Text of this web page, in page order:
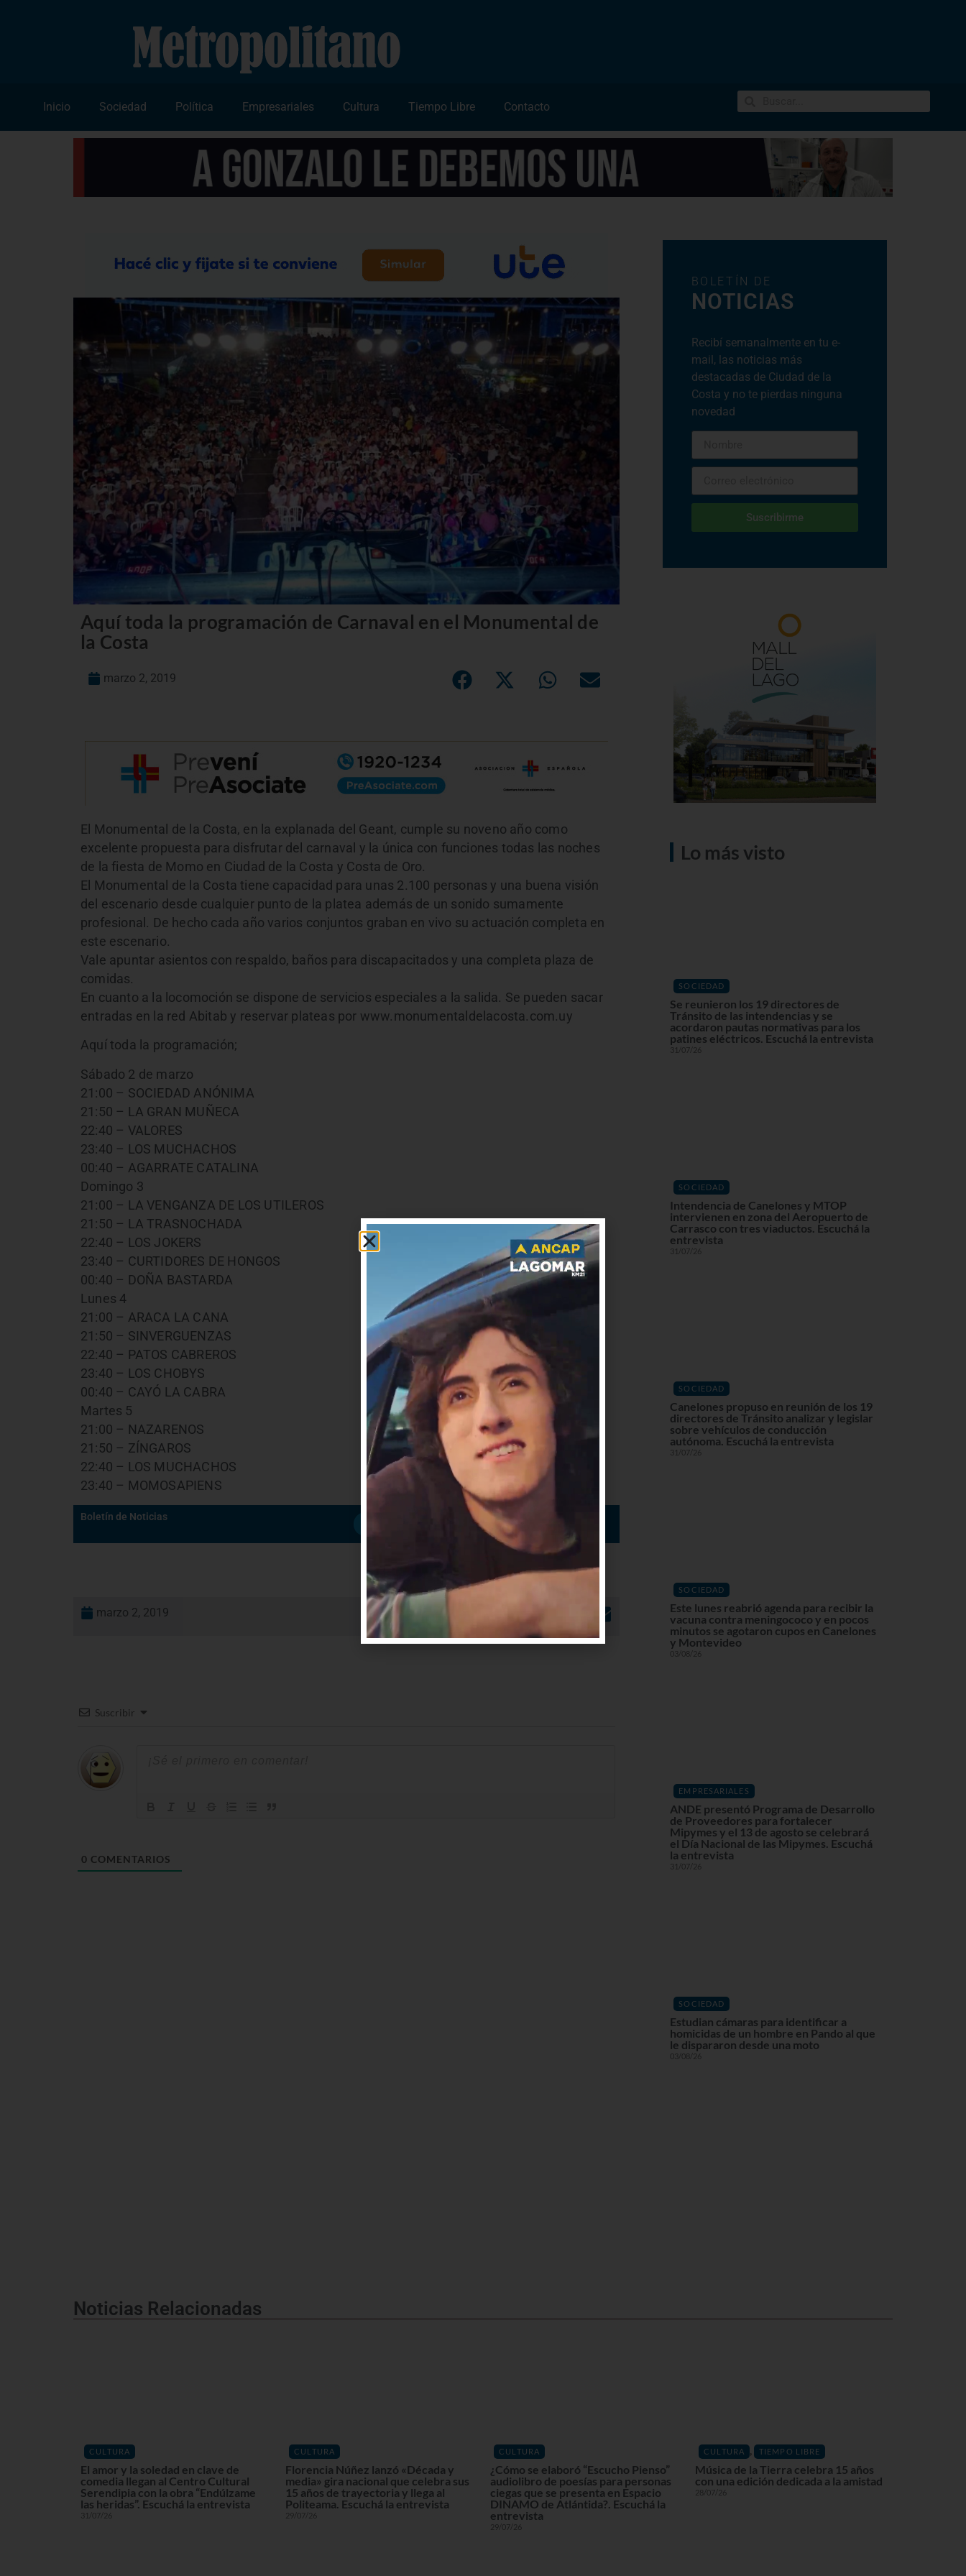
Inicio Sociedad Política Empresariales Cultura Tiempo Libre Contacto
Aquí toda la programación de Carnaval en el Monumental de
la Costa
marzo 2, 2019
El Monumental de la Costa, en la explanada del Geant, cumple su noveno año como
excelente propuesta para disfrutar del carnaval y la única con funciones todas las noches
de la fiesta de Momo en Ciudad de la Costa y Costa de Oro.
El Monumental de la Costa tiene capacidad para unas 2.100 personas y una buena visión
del escenario desde cualquier punto de la platea además de un sonido sumamente
profesional. De hecho cada año varios conjuntos graban en vivo su actuación completa en
este escenario.
Vale apuntar asientos con respaldo, baños para discapacitados y una completa plaza de
comidas.
En cuanto a la locomoción se dispone de servicios especiales a la salida. Se pueden sacar
entradas en la red Abitab y reservar plateas por www.monumentaldelacosta.com.uy
Aquí toda la programación;
Sábado 2 de marzo
21:00 – SOCIEDAD ANÓNIMA
21:50 – LA GRAN MUÑECA
22:40 – VALORES
23:40 – LOS MUCHACHOS
00:40 – AGARRATE CATALINA
Domingo 3
21:00 – LA VENGANZA DE LOS UTILEROS
21:50 – LA TRASNOCHADA
22:40 – LOS JOKERS
23:40 – CURTIDORES DE HONGOS
00:40 – DOÑA BASTARDA
Lunes 4
21:00 – ARACA LA CANA
21:50 – SINVERGUENZAS
22:40 – PATOS CABREROS
23:40 – LOS CHOBYS
00:40 – CAYÓ LA CABRA
Martes 5
21:00 – NAZARENOS
21:50 – ZÍNGAROS
22:40 – LOS MUCHACHOS
23:40 – MOMOSAPIENS
Boletín de Noticias
marzo 2, 2019
Suscribir
0 COMENTARIOS
BOLETÍN DE
NOTICIAS
Recibí semanalmente en tu e-
mail, las noticias más
destacadas de Ciudad de la
Costa y no te pierdas ninguna
novedad
Suscribirme
Lo más visto
SOCIEDAD
Se reunieron los 19 directores de
Tránsito de las intendencias y se
acordaron pautas normativas para los
patines eléctricos. Escuchá la entrevista
31/07/26
SOCIEDAD
Intendencia de Canelones y MTOP
intervienen en zona del Aeropuerto de
Carrasco con tres viaductos. Escuchá la
entrevista
31/07/26
SOCIEDAD
Canelones propuso en reunión de los 19
directores de Tránsito analizar y legislar
sobre vehículos de conducción
autónoma. Escuchá la entrevista
31/07/26
SOCIEDAD
Este lunes reabrió agenda para recibir la
vacuna contra meningococo y en pocos
minutos se agotaron cupos en Canelones
y Montevideo
03/08/26
EMPRESARIALES
ANDE presentó Programa de Desarrollo
de Proveedores para fortalecer
Mipymes y el 13 de agosto se celebrará
el Día Nacional de las Mipymes. Escuchá
la entrevista
31/07/26
SOCIEDAD
Estudian cámaras para identificar a
homicidas de un hombre en Pando al que
le dispararon desde una moto
03/08/26
Noticias Relacionadas
CULTURA
El amor y la soledad en clave de
comedia llegan al Centro Cultural
Serendipia con la obra “Endúlzame
las heridas”. Escuchá la entrevista
31/07/26
CULTURA
Florencia Núñez lanzó «Década y
media» gira nacional que celebra sus
15 años de trayectoria y llega al
Politeama. Escuchá la entrevista
29/07/26
CULTURA
¿Cómo se elaboró “Escucho Pienso”
audiolibro de poesías para personas
ciegas que se presenta en Espacio
DINAMO de Atlántida?. Escuchá la
entrevista
29/07/26
CULTURA , TIEMPO LIBRE
Música de la Tierra celebra 15 años
con una edición dedicada a la amistad
28/07/26